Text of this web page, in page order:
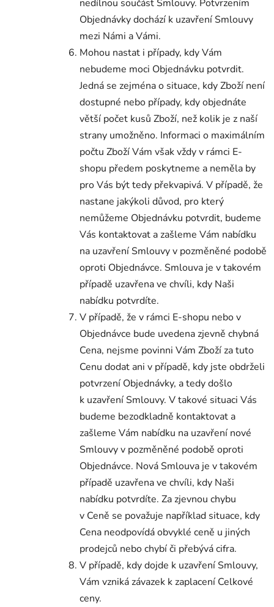
nedílnou součást Smlouvy. Potvrzením
Objednávky dochází k uzavření Smlouvy
mezi Námi a Vámi.
Mohou nastat i případy, kdy Vám
nebudeme moci Objednávku potvrdit.
Jedná se zejména o situace, kdy Zboží není
dostupné nebo případy, kdy objednáte
větší počet kusů Zboží, než kolik je z naší
strany umožněno. Informaci o maximálním
počtu Zboží Vám však vždy v rámci E-
shopu předem poskytneme a neměla by
pro Vás být tedy překvapivá. V případě, že
nastane jakýkoli důvod, pro který
nemůžeme Objednávku potvrdit, budeme
Vás kontaktovat a zašleme Vám nabídku
na uzavření Smlouvy v pozměněné podobě
oproti Objednávce. Smlouva je v takovém
případě uzavřena ve chvíli, kdy Naši
nabídku potvrdíte.
V případě, že v rámci E-shopu nebo v
Objednávce bude uvedena zjevně chybná
Cena, nejsme povinni Vám Zboží za tuto
Cenu dodat ani v případě, kdy jste obdrželi
potvrzení Objednávky, a tedy došlo
k uzavření Smlouvy. V takové situaci Vás
budeme bezodkladně kontaktovat a
zašleme Vám nabídku na uzavření nové
Smlouvy v pozměněné podobě oproti
Objednávce. Nová Smlouva je v takovém
případě uzavřena ve chvíli, kdy Naši
nabídku potvrdíte. Za zjevnou chybu
v Ceně se považuje například situace, kdy
Cena neodpovídá obvyklé ceně u jiných
prodejců nebo chybí či přebývá cifra.
V případě, kdy dojde k uzavření Smlouvy,
Vám vzniká závazek k zaplacení Celkové
ceny.